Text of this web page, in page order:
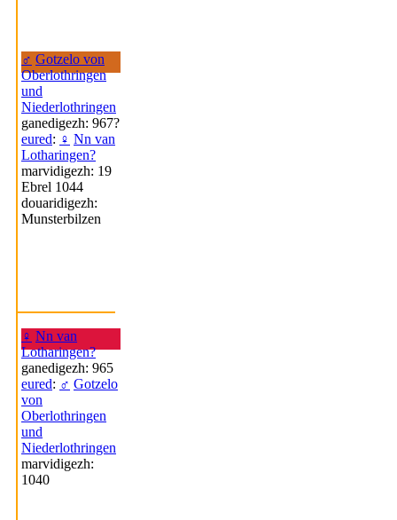
♂ Gotzelo von
Oberlothringen
und
Niederlothringen
ganedigezh: 967?
eured: ♀ Nn van
Lotharingen?
marvidigezh: 19
Ebrel 1044
douaridigezh:
Munsterbilzen
♀ Nn van
Lotharingen?
ganedigezh: 965
eured: ♂ Gotzelo
von
Oberlothringen
und
Niederlothringen
marvidigezh:
1040